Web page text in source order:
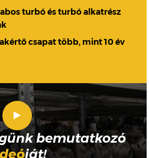
turbó és turbó alkatrész
csapat több, mint 10 év
bemutatkozó
ját!